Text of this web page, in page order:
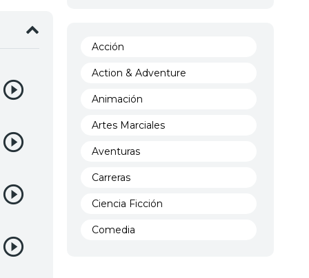
Acción
Action & Adventure
Animación
Artes Marciales
Aventuras
Carreras
Ciencia Ficción
Comedia